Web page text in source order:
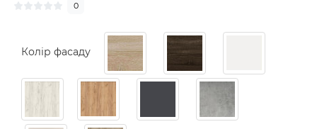
0
Колір фасаду